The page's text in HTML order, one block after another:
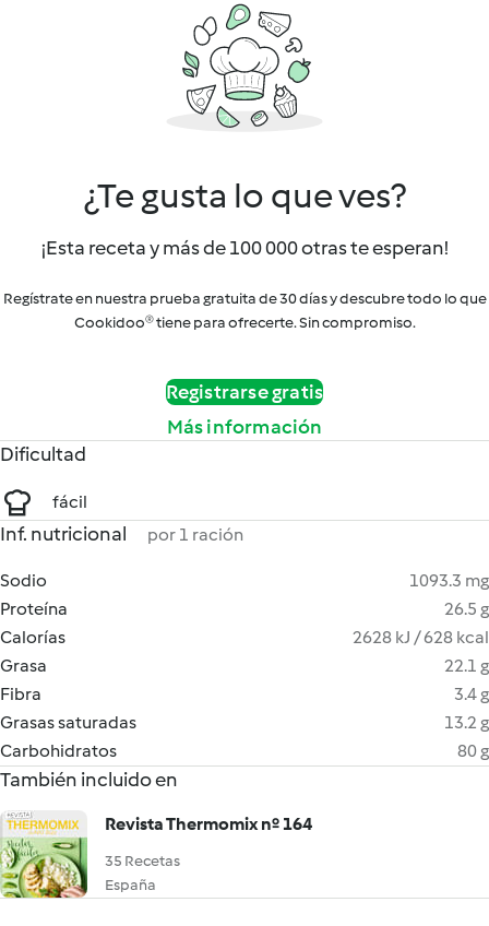
¿Te gusta lo que ves?
¡Esta receta y más de 100 000 otras te esperan!
Regístrate en nuestra prueba gratuita de 30 días y descubre todo lo que
Cookidoo® tiene para ofrecerte. Sin compromiso.
Registrarse gratis
Más información
Dificultad
fácil
Inf. nutricional por 1 ración
Sodio
1093.3 mg
Proteína
26.5 g
Calorías
2628 kJ / 628 kcal
Grasa
22.1 g
Fibra
3.4 g
Grasas saturadas
13.2 g
Carbohidratos
80 g
También incluido en
Revista Thermomix nº 164
35 Recetas
España